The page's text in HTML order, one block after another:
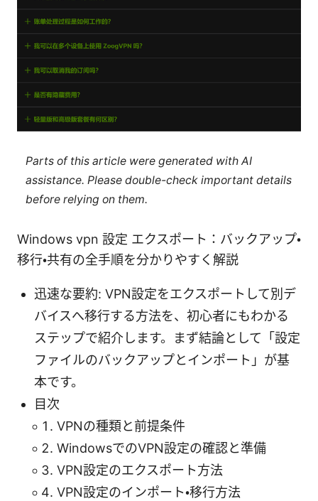
Parts of this article were generated with AI
assistance. Please double-check important details
before relying on them.
Windows vpn 設定 エクスポート：バックアップ・
移行・共有の全手順を分かりやすく解説
迅速な要約: VPN設定をエクスポートして別デ
バイスへ移行する方法を、初心者にもわかる
ステップで紹介します。まず結論として「設定
ファイルのバックアップとインポート」が基
本です。
目次
VPNの種類と前提条件
WindowsでのVPN設定の確認と準備
VPN設定のエクスポート方法
VPN設定のインポート・移行方法